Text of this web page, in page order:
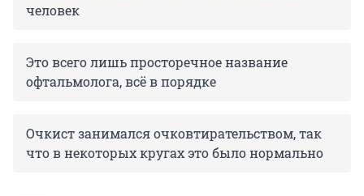
человек
Это всего лишь просторечное название
офтальмолога, всё в порядке
Очкист занимался очковтирательством, так
что в некоторых кругах это было нормально